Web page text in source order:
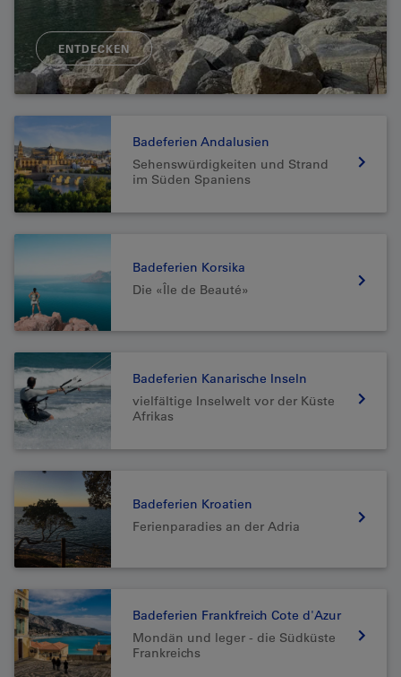
ENTDECKEN
Badeferien Andalusien
Sehenswürdigkeiten und Strand
im Süden Spaniens
Badeferien Korsika
Die «Île de Beauté»
Badeferien Kanarische Inseln
vielfältige Inselwelt vor der Küste
Afrikas
Badeferien Kroatien
Ferienparadies an der Adria
Badeferien Frankfreich Cote d'Azur
Mondän und leger - die Südküste
Frankreichs